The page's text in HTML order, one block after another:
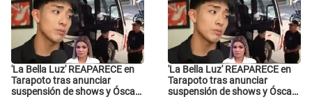
'La Bella Luz' REAPARECE en
Tarapoto tras anunciar
suspensión de shows y Óscar
'La Bella Luz' REAPARECE en
Tarapoto tras anunciar
suspensión de shows y Óscar